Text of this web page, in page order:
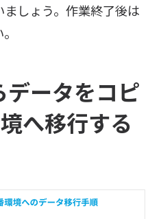
しょう。作業終了後は
ータをコピ
へ移行する